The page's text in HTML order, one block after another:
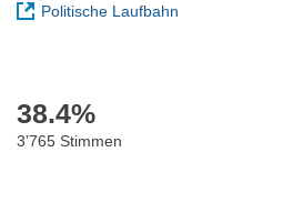
Politische Laufbahn
38.4%
3’765 Stimmen